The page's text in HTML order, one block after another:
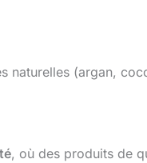
naturelles (argan,
, où des produits de